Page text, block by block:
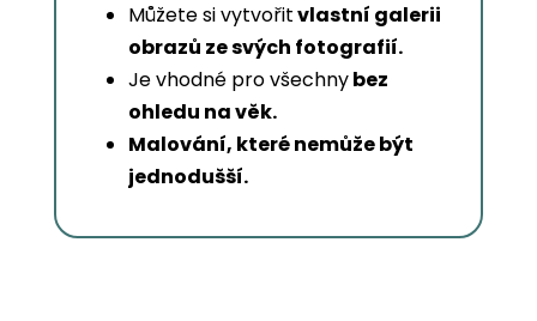
Můžete si vytvořitvlastní galerii
obrazů ze svých fotografií.
Je vhodné pro všechnybez
ohledu na věk.
Malování, které nemůže být
jednodušší.